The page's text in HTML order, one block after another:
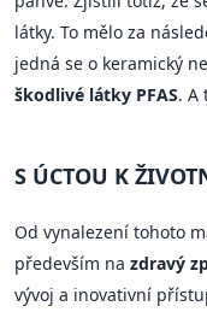
látky. To mělo za
jedná se o keramický
škodlivé látky PFAS. A
S ÚCTOU K
Od vynalezení tohoto
především na zdravý
vývoj a inovativní